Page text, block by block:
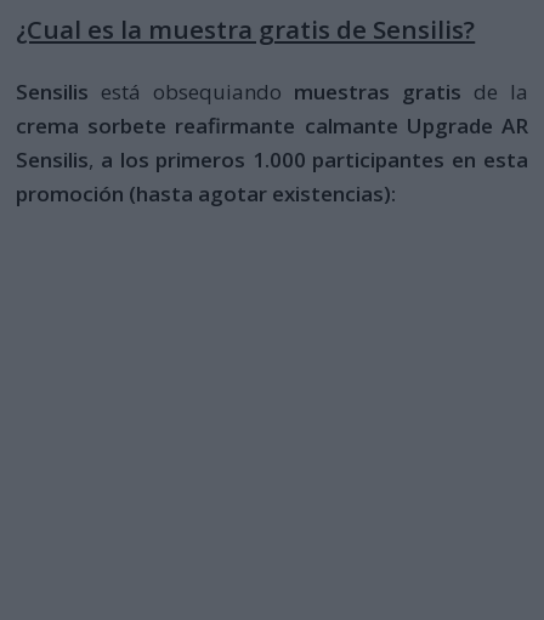
¿Cual es la muestra gratis de Sensilis?
Sensilis está obsequiando muestras gratis de la
crema sorbete reafirmante calmante Upgrade AR
Sensilis, a los primeros 1.000 participantes en esta
promoción (hasta agotar existencias):